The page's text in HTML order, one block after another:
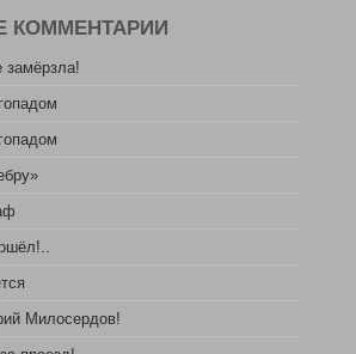
КОММЕНТАРИИ
замёрзла!
Милосердов!